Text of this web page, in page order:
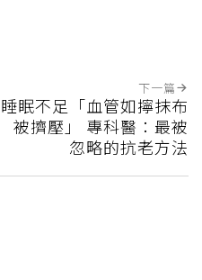
下一篇
睡眠不足「血管如擰抹布
被擠壓」 專科醫：最被
忽略的抗老方法